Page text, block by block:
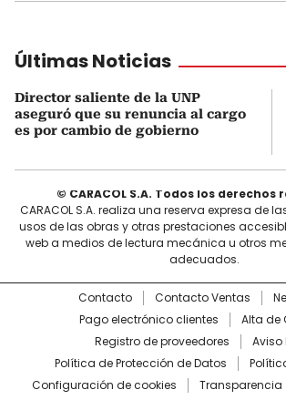
Últimas Noticias
Director saliente de la UNP
aseguró que su renuncia al cargo
es por cambio de gobierno
© CARACOL S.A. Todos los derechos
CARACOL S.A. realiza una reserva expresa de
usos de las obras y otras prestaciones
web a medios de lectura mecánica u otros
adecuados.
Contacto Contacto Ventas
Pago electrónico clientes
Alta de
Registro de proveedores
Aviso
Política de Protección de Datos
Configuración de cookies
Transparencia